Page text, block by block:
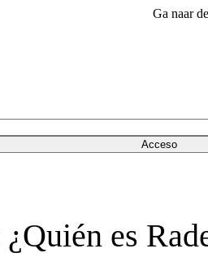
Ga naar
Acceso
es